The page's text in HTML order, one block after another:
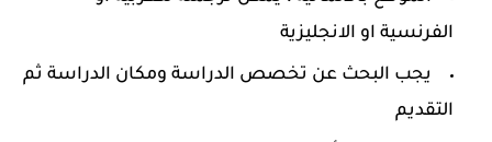
الفرنسية او الانجليزية
يجب البحث عن تخصص الدراسة ومكان الدراسة ثم
التقديم